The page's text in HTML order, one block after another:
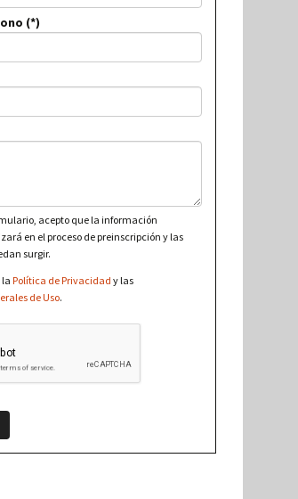
acepto que la información
en el proceso de preinscripción y las
surgir.
laPolítica de Privacidad y las
de Uso.